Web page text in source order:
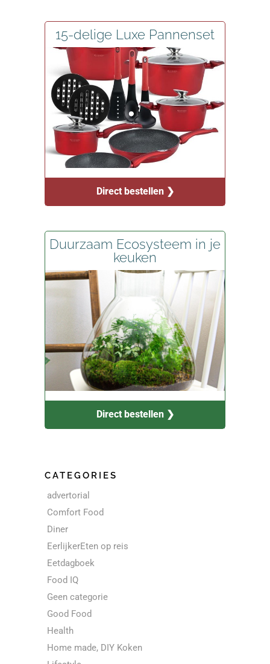
15-delige Luxe Pannenset
Direct bestellen ❯
Duurzaam Ecosysteem in je
keuken
Direct bestellen ❯
CATEGORIES
advertorial
Comfort Food
Diner
EerlijkerEten op reis
Eetdagboek
Food IQ
Geen categorie
Good Food
Health
Home made, DIY Koken